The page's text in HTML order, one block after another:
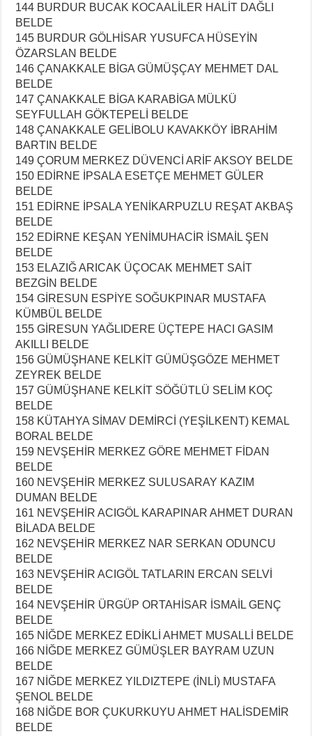
144 BURDUR BUCAK KOCAALİLER HALİT DAĞLI
BELDE
145 BURDUR GÖLHİSAR YUSUFCA HÜSEYİN
ÖZARSLAN BELDE
146 ÇANAKKALE BİGA GÜMÜŞÇAY MEHMET DAL
BELDE
147 ÇANAKKALE BİGA KARABİGA MÜLKÜ
SEYFULLAH GÖKTEPELİ BELDE
148 ÇANAKKALE GELİBOLU KAVAKKÖY İBRAHİM
BARTIN BELDE
149 ÇORUM MERKEZ DÜVENCİ ARİF AKSOY BELDE
150 EDİRNE İPSALA ESETÇE MEHMET GÜLER
BELDE
151 EDİRNE İPSALA YENİKARPUZLU REŞAT AKBAŞ
BELDE
152 EDİRNE KEŞAN YENİMUHACİR İSMAİL ŞEN
BELDE
153 ELAZIĞ ARICAK ÜÇOCAK MEHMET SAİT
BEZGİN BELDE
154 GİRESUN ESPİYE SOĞUKPINAR MUSTAFA
KÜMBÜL BELDE
155 GİRESUN YAĞLIDERE ÜÇTEPE HACI GASIM
AKILLI BELDE
156 GÜMÜŞHANE KELKİT GÜMÜŞGÖZE MEHMET
ZEYREK BELDE
157 GÜMÜŞHANE KELKİT SÖĞÜTLÜ SELİM KOÇ
BELDE
158 KÜTAHYA SİMAV DEMİRCİ (YEŞİLKENT) KEMAL
BORAL BELDE
159 NEVŞEHİR MERKEZ GÖRE MEHMET FİDAN
BELDE
160 NEVŞEHİR MERKEZ SULUSARAY KAZIM
DUMAN BELDE
161 NEVŞEHİR ACIGÖL KARAPINAR AHMET DURAN
BİLADA BELDE
162 NEVŞEHİR MERKEZ NAR SERKAN ODUNCU
BELDE
163 NEVŞEHİR ACIGÖL TATLARIN ERCAN SELVİ
BELDE
164 NEVŞEHİR ÜRGÜP ORTAHİSAR İSMAİL GENÇ
BELDE
165 NİĞDE MERKEZ EDİKLİ AHMET MUSALLİ BELDE
166 NİĞDE MERKEZ GÜMÜŞLER BAYRAM UZUN
BELDE
167 NİĞDE MERKEZ YILDIZTEPE (İNLİ) MUSTAFA
ŞENOL BELDE
168 NİĞDE BOR ÇUKURKUYU AHMET HALİSDEMİR
BELDE